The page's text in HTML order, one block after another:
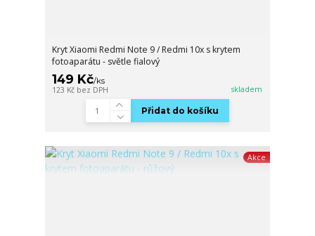
Kryt Xiaomi Redmi Note 9 / Redmi 10x s krytem
fotoaparátu - světle fialový
149 Kč/ks
123 Kč bez DPH skladem
Přidat do košíku
Akce